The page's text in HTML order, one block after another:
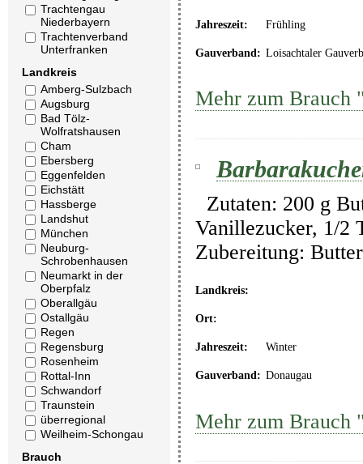
Trachtengau
Niederbayern
Trachtenverband
Unterfranken
Landkreis
Amberg-Sulzbach
Augsburg
Bad Tölz-
Wolfratshausen
Cham
Ebersberg
Eggenfelden
Eichstätt
Hassberge
Landshut
München
Neuburg-
Schrobenhausen
Neumarkt in der
Oberpfalz
Oberallgäu
Ostallgäu
Regen
Regensburg
Rosenheim
Rottal-Inn
Schwandorf
Traunstein
überregional
Weilheim-Schongau
Brauch
Jahreszeit: Frühling
Gauverband: Loisachtaler
Mehr zum
Zutaten: 200 g
Vanillezucker, 1/2
Zubereitung:
Landkreis:
Ort:
Jahreszeit: Winter
Gauverband: Donaugau
Mehr zum Brauch